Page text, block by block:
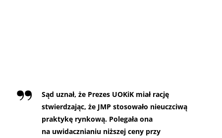
Sąd uznał, że Prezes UOKiK miał rację
stwierdzając, że JMP stosowało nieuczciwą
praktykę rynkową. Polegała ona
na uwidacznianiu niższej ceny przy